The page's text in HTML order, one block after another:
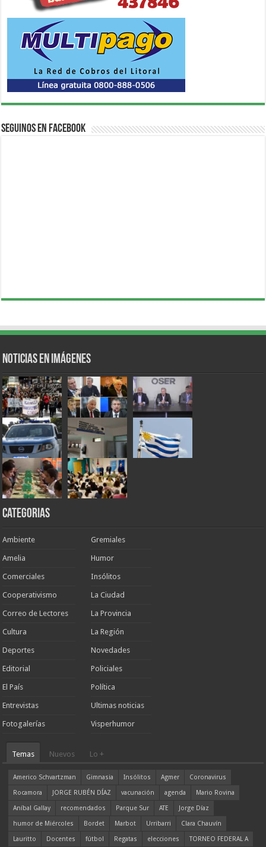
Seguinos en Facebook
Noticias en Imágenes
Categorias
Ambiente
Amelia
Comerciales
Cooperativismo
Correo de Lectores
Cultura
Deportes
Editorial
El País
Entrevistas
Fotogalerías
Gremiales
Humor
Insólitos
La Ciudad
La Provincia
La Región
Novedades
Policiales
Política
Ultimas noticias
Visperhumor
Temas Nuevos Lo +
Americo Schvartzman Gimnasia Insólitos Agmer
Coronavirus
Rocamora
JORGE RUBÉN DÍAZ vacunación agenda
Mario Rovina
Aníbal Gallay
recomendados Parque Sur ATE
Jorge Díaz
humor de Miércoles
Bordet Marbot Urribarri
Clara Chauvín
Lauritto
Docentes fútbol Regatas elecciones TORNEO FEDERAL A